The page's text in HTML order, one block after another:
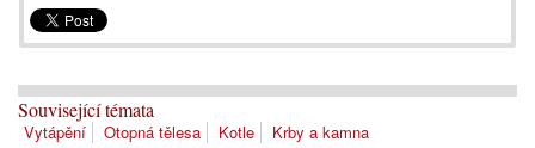
Související témata
Vytápění Otopná tělesa Kotle Krby a kamna